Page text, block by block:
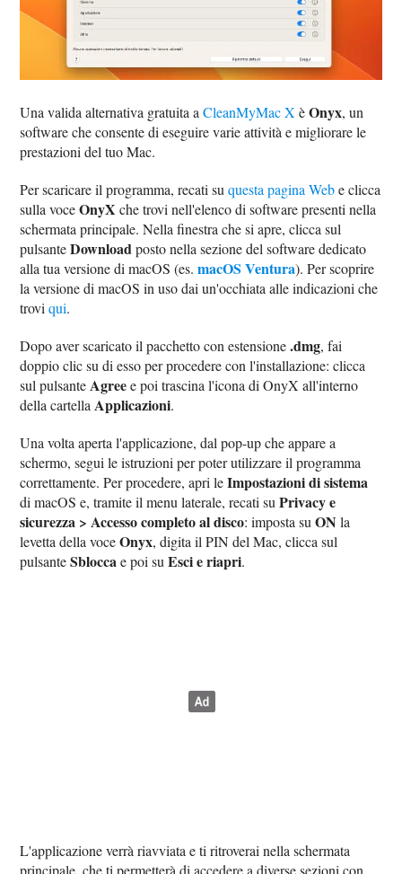
Una valida alternativa gratuita aCleanMyMac X èOnyx, un
software che consente di eseguire varie attività e migliorare le
prestazioni del tuo Mac.
Per scaricare il programma, recati suquesta pagina Webe clicca
sulla voceOnyX che trovi nell'elenco di software presenti nella
schermata principale. Nella finestra che si apre, clicca sul
pulsanteDownloadposto nella sezione del software dedicato
alla tua versione di macOS (es.macOS Ventura). Per scoprire
la versione di macOS in uso dai un'occhiata alle indicazioni che
troviqui.
Dopo aver scaricato il pacchetto con estensione.dmg, fai
doppio clic su di esso per procedere con l'installazione: clicca
sul pulsante Agreee poi trascina l'icona di OnyX all'interno
della cartella Applicazioni.
Una volta aperta l'applicazione, dal pop-up che appare a
schermo, segui le istruzioni per poter utilizzare il programma
correttamente. Per procedere, apri leImpostazioni di sistema
di macOS e, tramite il menu laterale, recati suPrivacy e
sicurezza > Accesso completo al disco: imposta suON la
levetta della voceOnyx, digita il PIN del Mac, clicca sul
pulsanteSbloccae poi suEsci e riapri.
L'applicazione verrà riavviata e ti ritroverai nella schermata
principale, che ti permetterà di accedere a diverse sezioni con